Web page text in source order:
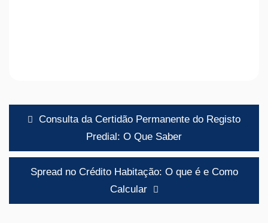
Navegação
artigos
Consulta da Certidão Permanente do Registo
Predial: O Que Saber
Spread no Crédito Habitação: O que é e Como
Calcular